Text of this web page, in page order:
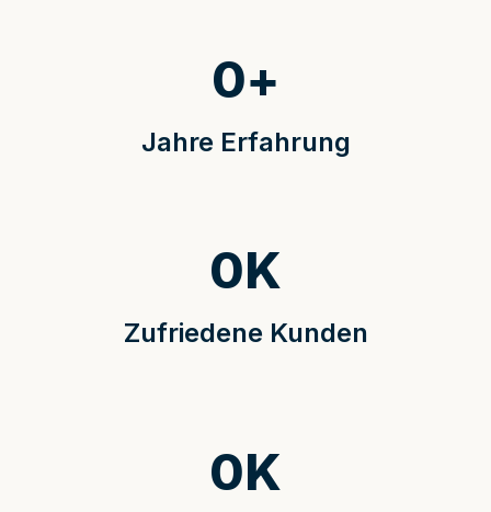
Jahre Erfahrung
0+
Zufriedene Kunden
0K
0K